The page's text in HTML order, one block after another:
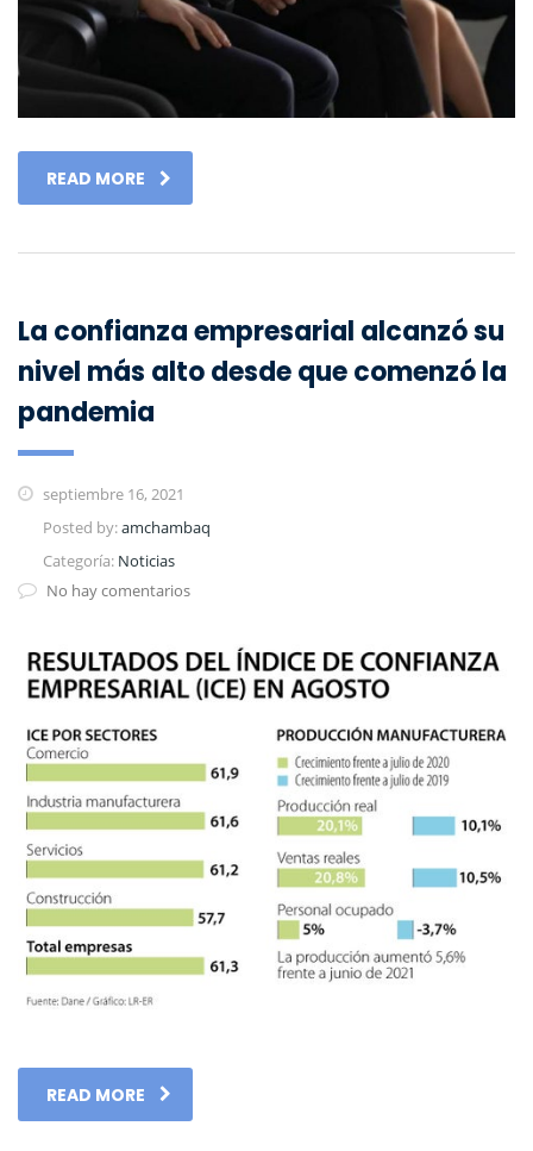
READ MORE
La confianza empresarial alcanzó su
nivel más alto desde que comenzó la
pandemia
septiembre 16, 2021
Posted by:amchambaq
Categoría: Noticias
No hay comentarios
READ MORE